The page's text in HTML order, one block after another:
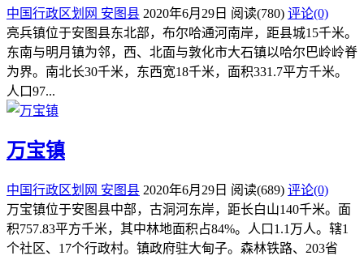
中国行政区划网 安图县 2020年6月29日 阅读(780) 评论(0)
亮兵镇位于安图县东北部，布尔哈通河南岸，距县城15千米。
东南与明月镇为邻，西、北面与敦化市大石镇以哈尔巴岭岭脊
为界。南北长30千米，东西宽18千米，面积331.7平方千米。
人口97...
万宝镇
中国行政区划网 安图县 2020年6月29日 阅读(689) 评论(0)
万宝镇位于安图县中部，古洞河东岸，距长白山140千米。面
积757.83平方千米，其中林地面积占84%。人口1.1万人。辖1
个社区、17个行政村。镇政府驻大甸子。森林铁路、203省